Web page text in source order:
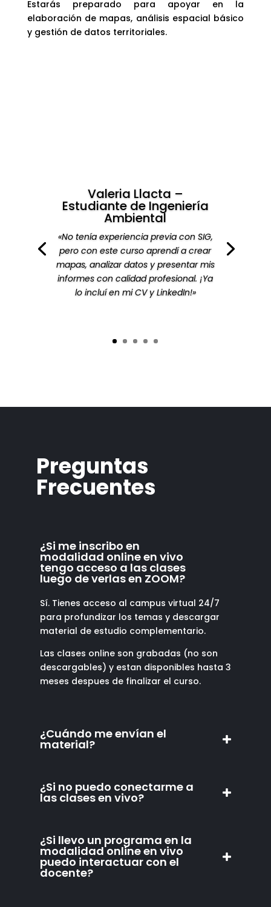
Estarás preparado para apoyar en la
elaboración de mapas, análisis espacial básico
y gestión de datos territoriales.
«Este curso de ArcGIS fue justo lo que
necesitaba para profesionalizar mi
trabajo con mapas y análisis espacial.
Lo recomiendo totalmente a quienes
Preguntas
Frecuentes
¿Si me inscribo en
modalidad online en vivo
tengo acceso a las clases
luego de verlas en ZOOM?
Sí. Tienes acceso al campus virtual 24/7
para profundizar los temas y descargar
material de estudio complementario.
Las clases online son grabadas (no son
descargables) y estan disponibles hasta 3
meses despues de finalizar el curso.
¿Cuándo me envían el
material?
¿Si no puedo conectarme a
las clases en vivo?
¿Si llevo un programa en la
modalidad online en vivo
puedo interactuar con el
docente?